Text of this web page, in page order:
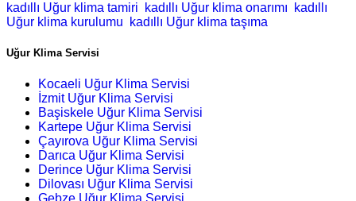
kadıllı Uğur klima tamiri kadıllı Uğur klima onarımı
kadıllı
Uğur klima kurulumu
kadıllı Uğur klima taşıma
Uğur Klima Servisi
Kocaeli Uğur Klima Servisi
İzmit Uğur Klima Servisi
Başiskele Uğur Klima Servisi
Kartepe Uğur Klima Servisi
Çayırova Uğur Klima Servisi
Darıca Uğur Klima Servisi
Derince Uğur Klima Servisi
Dilovası Uğur Klima Servisi
Gebze Uğur Klima Servisi